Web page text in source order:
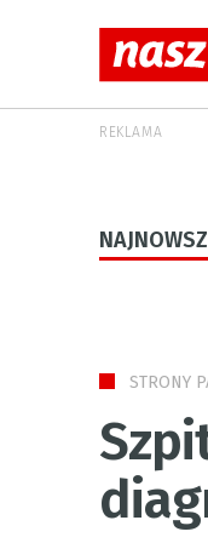
REKLAMA
STRONY